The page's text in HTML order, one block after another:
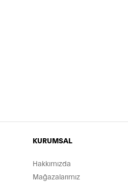
KURUMSAL
Hakkımızda
Mağazalarımız